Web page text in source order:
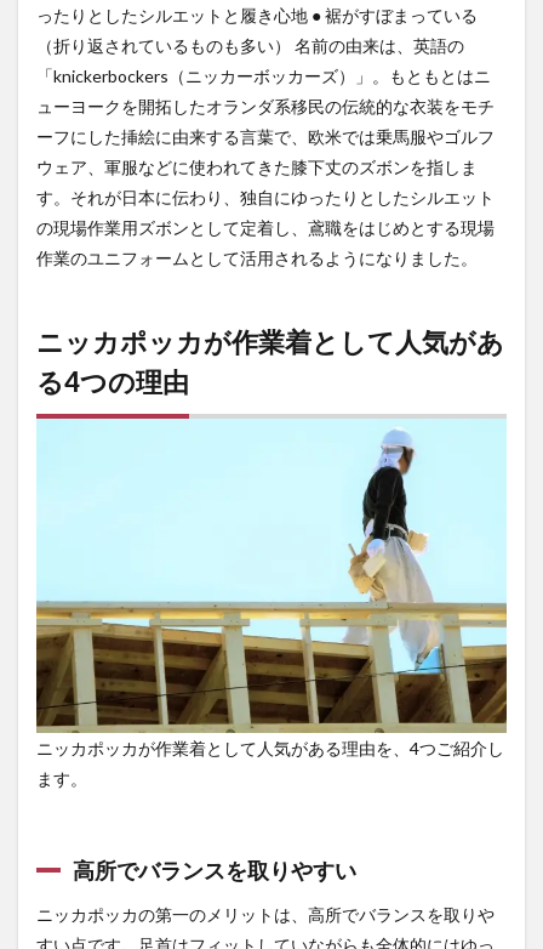
ラン
取り
やす
い
2.2
足を
に動
かし
やす
い
作業
中の
防で
でき
る
3
ニッ
カポ
ッカ
る？
てお
きた
ったりとしたシルエットと履き心地 ● 裾がすぼまっている
（折り返されているものも多い） 名前の由来は、英語の
「knickerbockers（ニッカーボッカーズ）」。もともとはニ
ューヨークを開拓したオランダ系移民の伝統的な衣装をモチ
ーフにした挿絵に由来する言葉で、欧米では乗馬服やゴルフ
ウェア、軍服などに使われてきた膝下丈のズボンを指しま
す。それが日本に伝わり、独自にゆったりとしたシルエット
の現場作業用ズボンとして定着し、鳶職をはじめとする現場
作業のユニフォームとして活用されるようになりました。
ニッカポッカが作業着として人気があ
る4つの理由
ニッカポッカが作業着として人気がある理由を、4つご紹介し
ます。
高所でバランスを取りやすい
ニッカポッカの第一のメリットは、高所でバランスを取りや
すい点です。足首はフィットしていながらも全体的にはゆっ